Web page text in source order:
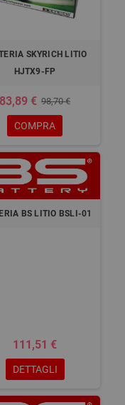
SKYRICH LITIO
HJTX9-FP
83,89 € 98,70 €
COMPRA
BS LITIO BSLI-01
111,51 €
DETTAGLI